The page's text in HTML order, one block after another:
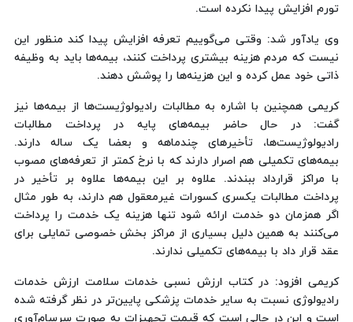
تورم افزایش پیدا نکرده است.
وی یادآور شد: وقتی می‌گوییم تعرفه افزایش پیدا کند منظور این
نیست که مردم هزینه بیشتری پرداخت کنند، بیمه‌ها باید به وظیفه
ذاتی خود عمل کرده و این هزینه‌ها را پوشش دهند.
کریمی همچنین با اشاره به مطالبات رادیولوژیست‌ها از بیمه‌ها نیز
گفت: در حال حاضر بیمه‌های پایه در پرداخت مطالبات
رادیولوژیست‌ها، تأخیرهای چندماهه و بعضا یک ساله دارند.
بیمه‌های تکمیلی هم اصرار دارند که با نرخ کمتر از تعرفه‌های مصوب
با مراکز قرارداد ببندند. علاوه بر این بیمه‌ها علاوه بر تأخیر در
پرداخت مطالبات یکسری کسورات غیرمعقول هم دارند، به طور مثال
اگر همزمان دو خدمت ارائه شود تنها هزینه یک خدمت را پرداخت
می‌کنند به همین دلیل بسیاری از مراکز بخش خصوصی تمایلی برای
عقد قرار داد با بیمه‌های تکمیلی ندارند.
کریمی افزود: در کتاب ارزش نسبی خدمات سلامت ارزش خدمات
رادیولوژی نسبت به سایر خدمات پزشکی پایین‌تر در نظر گرفته شده
است و این در حالی است که قیمت تجهیزات به صورت سرسام‌آوری